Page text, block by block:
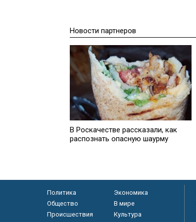
Новости партнеров
В Роскачестве рассказали, как
распознать опасную шаурму
Политика
Экономика
Общество
В мире
Происшествия
Культура